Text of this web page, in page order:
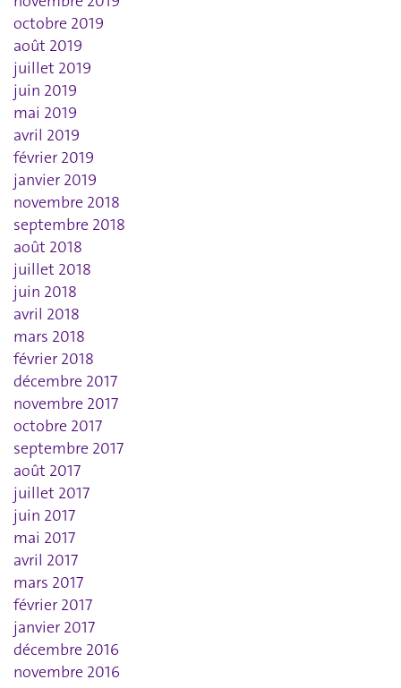
octobre 2019
août 2019
juillet 2019
juin 2019
mai 2019
avril 2019
février 2019
janvier 2019
novembre 2018
septembre 2018
août 2018
juillet 2018
juin 2018
avril 2018
mars 2018
février 2018
décembre 2017
novembre 2017
octobre 2017
septembre 2017
août 2017
juillet 2017
juin 2017
mai 2017
avril 2017
mars 2017
février 2017
janvier 2017
décembre 2016
novembre 2016